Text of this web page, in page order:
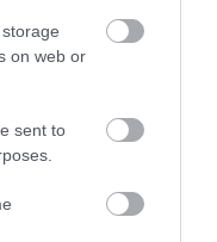
on web or
sent to